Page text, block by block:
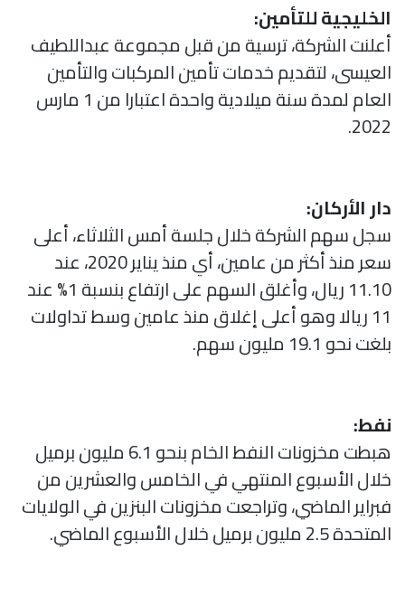
الخليجية للتأمين:
أعلنت الشركة، ترسية من قبل مجموعة عبداللطيف
العيسى، لتقديم خدمات تأمين المركبات والتأمين
العام لمدة سنة ميلادية واحدة اعتبارا من 1 مارس
2022.
دار الأركان:
سجل سهم الشركة خلال جلسة أمس الثلاثاء، أعلى
سعر منذ أكثر من عامين، أي منذ يناير 2020، عند
11.10 ريال، وأغلق السهم على ارتفاع بنسبة 1% عند
11 ريالا وهو أعلى إغلاق منذ عامين وسط تداولات
بلغت نحو 19.1 مليون سهم.
نفط:
هبطت مخزونات النفط الخام بنحو 6.1 مليون برميل
خلال الأسبوع المنتهي في الخامس والعشرين من
فبراير الماضي، وتراجعت مخزونات البنزين في الولايات
المتحدة 2.5 مليون برميل خلال الأسبوع الماضي.